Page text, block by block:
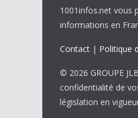
1001infos.net vous
informations en
Contact | Politique
© 2026 GROUPE
confidentialité de
législation en